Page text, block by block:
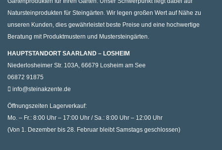
Natursteinprodukten für Steingärten. Wir legen großen Wert auf Nähe zu
unseren Kunden, dies gewährleistet beste Preise und eine hochwertige
Beratung mit Produktmustern und Mustersteingärten.
HAUPTSTANDORT SAARLAND – LOSHEIM
Niederlosheimer Str. 103A, 66679 Losheim am See
06872 91875
info@steinakzente.de
Öffnungszeiten Lagerverkauf:
Mo. – Fr.: 8:00 Uhr – 17:00 Uhr / Sa.: 8:00 Uhr – 12:00 Uhr
(Von 1. Dezember bis 28. Februar bleibt Samstags geschlossen)